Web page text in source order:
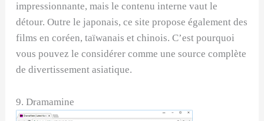
impressionnante, mais le contenu interne vaut le
détour. Outre le japonais, ce site propose également des
films en coréen, taïwanais et chinois. C’est pourquoi
vous pouvez le considérer comme une source complète
de divertissement asiatique.
9. Dramamine